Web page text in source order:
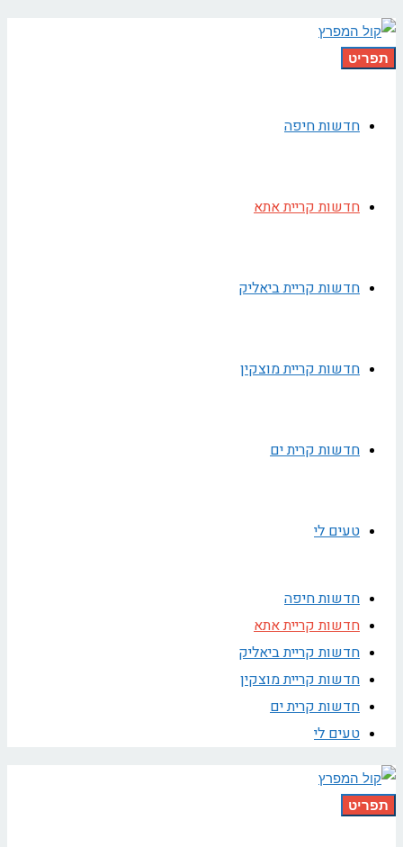
תפריט
חדשות חיפה
חדשות קריית אתא
חדשות קריית ביאליק
חדשות קריית מוצקין
חדשות קרית ים
טעים לי
חדשות חיפה
חדשות קריית אתא
חדשות קריית ביאליק
חדשות קריית מוצקין
חדשות קרית ים
טעים לי
תפריט